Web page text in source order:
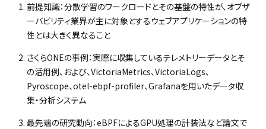
前提知識：分散学習のワークロードとその基盤の特性が、オブザ
ーバビリティ業界が主に対象とするウェブアプリケーションの特
性とは大きく異なること
さくらONEの事例：実際に収集しているテレメトリーデータとそ
の活用例、および、VictoriaMetrics、VictoriaLogs、
Pyroscope、otel-ebpf-profiler、Grafanaを用いたデータ収
集・分析システム
最先端の研究動向：eBPFによるGPU処理の計装法など論文で